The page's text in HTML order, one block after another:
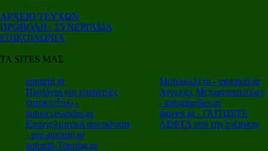
ΑΡΧΕΙΟ ΤΕΥΧΩΝ
ΠΡΟΒΟΛΗ / ΣΥΝΕΡΓΑΣΙΑ
ΕΠΙΚΟΙΝΩΝΙΑ
ΤΑ SITES ΜΑΣ
autotriti.gr
Προϊόντα και υπηρεσίες
αυτοκινήτου -
autoaccessories.gr
Επαγγελματικά αυτοκίνητα
- pro.autotriti.gr
autotriti-Touring.gr
Μοτοσικλέτα - mototriti.gr
Αγγελιες Μεταχειρισμένων
- autoaggelies.gr
4green.gr - ΓΛΙΤΩΣΤΕ
ΛΕΦΤΑ από την ενέργεια